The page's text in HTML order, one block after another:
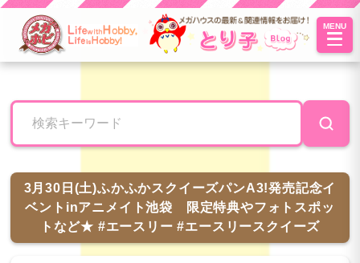
とり子ブ
ログへよ
うこそ！
3月30日(土)ふかふかスクイーズパンA3!発売記念イ
ベントinアニメイト池袋 限定特典やフォトスポッ
トなど★ #エースリー #エースリースクイーズ
MENU